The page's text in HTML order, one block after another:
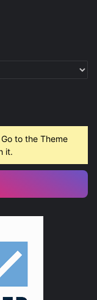
to the Theme
it.